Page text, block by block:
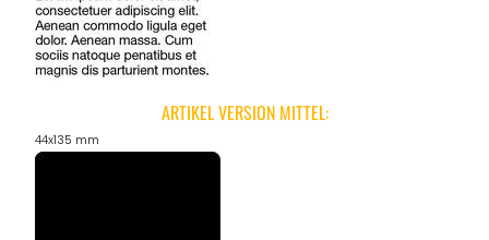
ARTIKEL VERSION MITTEL:
44x135 mm